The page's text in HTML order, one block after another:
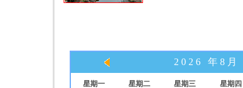
2026 年8月
星期一 星期二 星期三 星期四